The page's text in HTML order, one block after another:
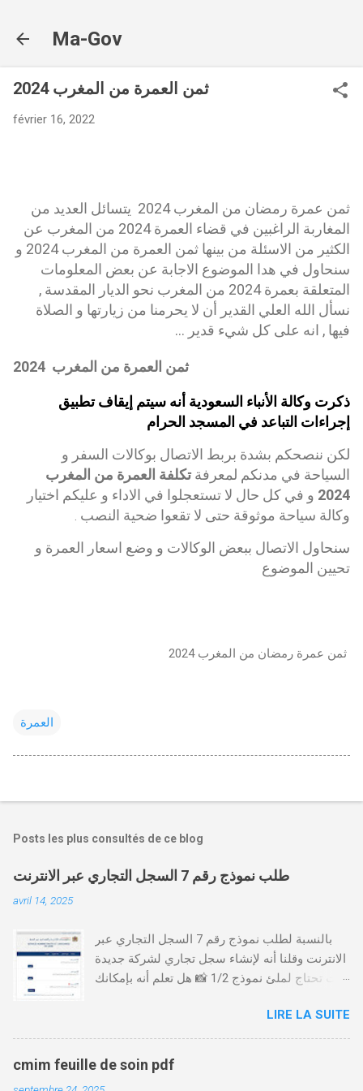
Ma-Gov
ثمن العمرة من المغرب 2024
février 16, 2022
ثمن عمرة رمضان من المغرب 2024
يتسائل العديد من
المغاربة الراغبين في قضاء العمرة 2024 من المغرب عن
الكثير من الاسئلة من بينها ثمن العمرة من المغرب 2024 و
سنحاول في هدا الموضوع الاجابة عن بعض المعلومات
المتعلقة بعمرة 2024 من المغرب نحو الديار المقدسة ,
نسأل الله العلي القدير أن لا يحرمنا من زيارتها و الصلاة
فيها , انه على كل شيء قدير ...
ثمن العمرة من المغرب 2024
ذكرت وكالة الأنباء السعودية أنه سيتم إيقاف تطبيق
إجراءات التباعد في المسجد الحرام
لكن ننصحكم بشدة بربط الاتصال بوكالات السفر و
السياحة في مدنكم لمعرفة تكلفة العمرة من المغرب
2024 و في كل حال لا تستعجلوا في الاداء و عليكم اختيار
وكالة سياحة موثوقة حتى لا تقعوا ضحية النصب .
سنحاول الاتصال ببعض الوكالات و وضع اسعار العمرة و
تحيين الموضوع
ثمن عمرة رمضان من المغرب 2024
العمرة
Posts les plus consultés de ce blog
طلب نموذج رقم 7 السجل التجاري عبر الانترنت
avril 14, 2025
بالنسبة لطلب نموذج رقم 7 السجل التجاري عبر
الانترنت وقلنا أنه لإنشاء سجل تجاري لشركة جديدة
أنت تحتاج لملئ نموذج 1/2 📸 هل تعلم أنه بإمكانك
من خلال الموقع التابع لوزارة العدل، بدون الحاجة
للتنقل للمحكمة التجارية
https://servicesenligne.justice.gov.ma كيفية
طلب النموذجين 7 و 9 من الإنترنت في المغرب .
LIRE LA SUITE
cmim feuille de soin pdf